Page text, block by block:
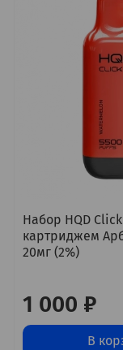
Набор HQD
картриджем
20мг (2%)
1 000 ₽
В